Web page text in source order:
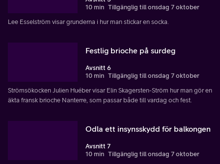
10 min Tillgänglig till onsdag 7 oktober
Lee Esselström visar grunderna i hur man stickar en socka.
Festlig brioche på surdeg
Avsnitt 6
10 min Tillgänglig till onsdag 7 oktober
Strömsökocken Julien Huéber visar Elin Skagersten-Ström hur man gör en
äkta fransk brioche Nanterre, som passar både till vardag och fest.
Odla ett insynsskydd för balkongen
Avsnitt 7
10 min Tillgänglig till onsdag 7 oktober